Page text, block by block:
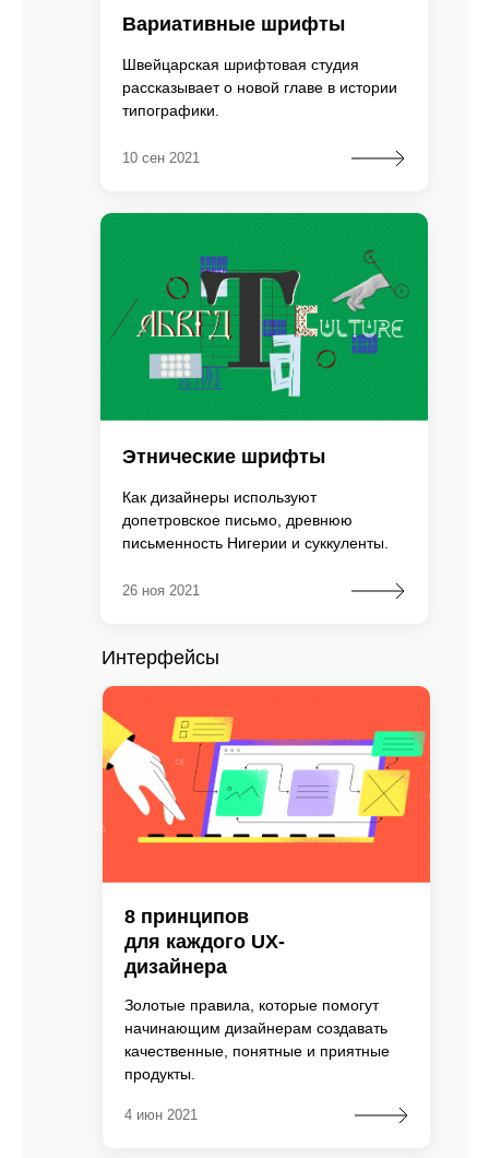
Вариативные шрифты
Швейцарская шрифтовая студия
рассказывает о новой главе в истории
типографики.
10 сен 2021
Этнические шрифты
Как дизайнеры используют
допетровское письмо, древнюю
письменность Нигерии и суккуленты.
26 ноя 2021
8 принципов
для каждого UX-
дизайнера
Золотые правила, которые помогут
начинающим дизайнерам создавать
качественные, понятные и приятные
продукты.
4 июн 2021
Интерфейсы